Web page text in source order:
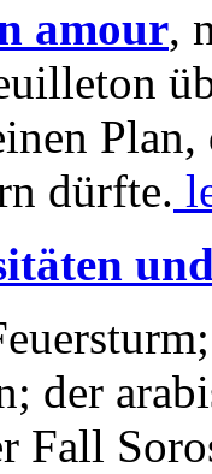
amour,
Plan,
dürfte.
der
Fall